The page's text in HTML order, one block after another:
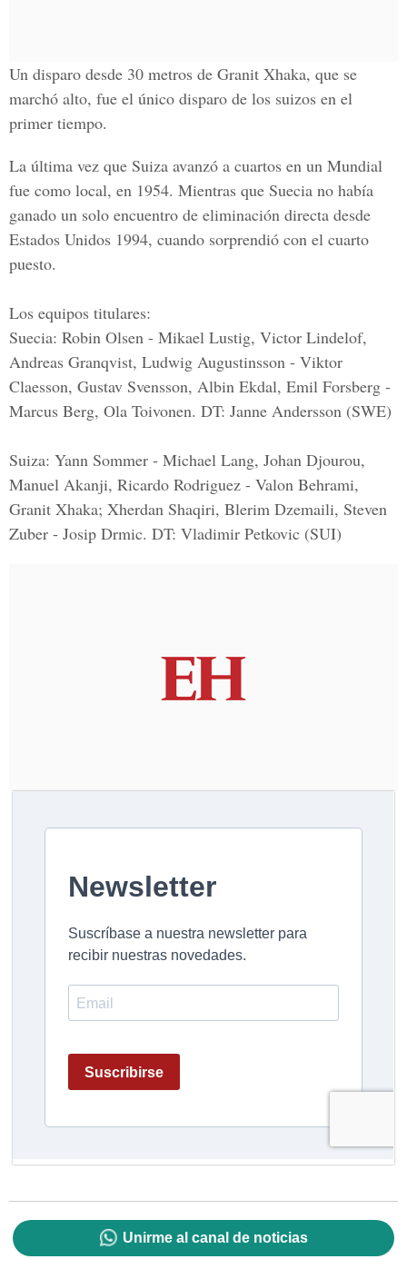
Un disparo desde 30 metros de Granit Xhaka, que se
marchó alto, fue el único disparo de los suizos en el
primer tiempo.
La última vez que Suiza avanzó a cuartos en un Mundial
fue como local, en 1954. Mientras que Suecia no había
ganado un solo encuentro de eliminación directa desde
Estados Unidos 1994, cuando sorprendió con el cuarto
puesto.
Los equipos titulares:
Suecia: Robin Olsen - Mikael Lustig, Victor Lindelof,
Andreas Granqvist, Ludwig Augustinsson - Viktor
Claesson, Gustav Svensson, Albin Ekdal, Emil Forsberg -
Marcus Berg, Ola Toivonen. DT: Janne Andersson (SWE)
Suiza: Yann Sommer - Michael Lang, Johan Djourou,
Manuel Akanji, Ricardo Rodriguez - Valon Behrami,
Granit Xhaka; Xherdan Shaqiri, Blerim Dzemaili, Steven
Zuber - Josip Drmic. DT: Vladimir Petkovic (SUI)
Unirme al canal de noticias